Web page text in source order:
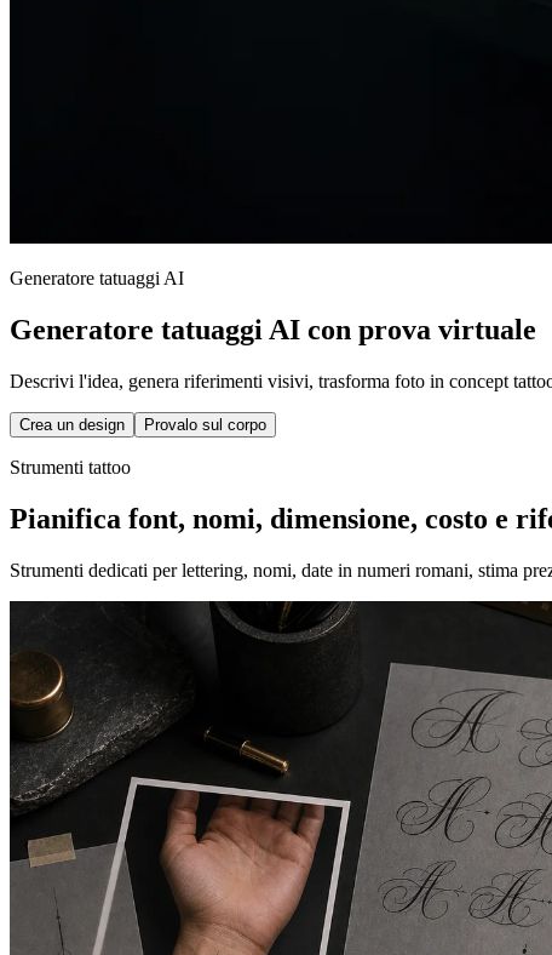
Generatore tatuaggi AI
Generatore tatuaggi AI con prova virtuale
Descrivi l'idea, genera riferimenti visivi, trasforma foto in concept
Crea un design Provalo sul corpo
Strumenti tattoo
Pianifica font, nomi, dimensione, costo e
Strumenti dedicati per lettering, nomi, date in numeri romani, stima